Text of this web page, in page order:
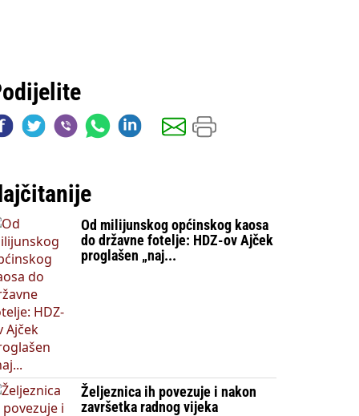
Od milijunskog općinskog kaosa
do državne fotelje: HDZ-ov Ajček
proglašen „naj...
Željeznica ih povezuje i nakon
završetka radnog vijeka